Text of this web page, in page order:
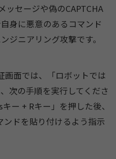
ッセージや偽のCAPTCHA
身に悪意のあるコマンド
ジニアリング攻撃です。
画面では、「ロボットでは
次の手順を実行してくださ
ー + Rキー」を押した後、
ンドを貼り付けるよう指示